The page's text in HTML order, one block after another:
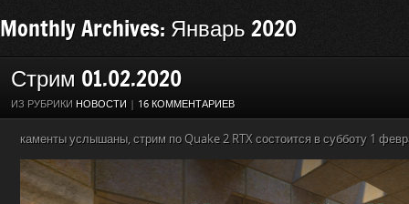
Monthly Archives: Январь 2020
Стрим 01.02.2020
ИЗ РУБРИКИ НОВОСТИ | 16 КОММЕНТАРИЕВ
каменты услышаны, стрим по Quake 2 RTX состоится в субботу 1